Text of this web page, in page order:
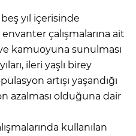
yıl içerisinde
çalışmalarına ait
kamuoyuna sunulması
ileri yaşlı birey
artışı yaşandığı
azalması olduğuna dair
kullanılan